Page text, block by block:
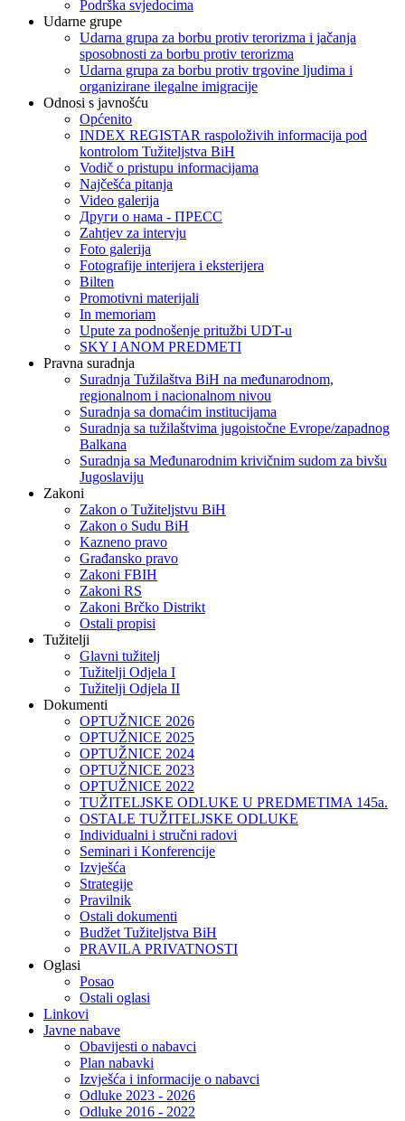
Podrška svjedocima
Udarne grupe
Udarna grupa za borbu protiv terorizma i jačanja
sposobnosti za borbu protiv terorizma
Udarna grupa za borbu protiv trgovine ljudima i
organizirane ilegalne imigracije
Odnosi s javnošću
Općenito
INDEX REGISTAR raspoloživih informacija pod
kontrolom Tužiteljstva BiH
Vodič o pristupu informacijama
Najčešća pitanja
Video galerija
Други о нама - ПРЕСC
Zahtjev za intervju
Foto galerija
Fotografije interijera i eksterijera
Bilten
Promotivni materijali
In memoriam
Upute za podnošenje pritužbi UDT-u
SKY I ANOM PREDMETI
Pravna suradnja
Suradnja Tužilaštva BiH na međunarodnom,
regionalnom i nacionalnom nivou
Suradnja sa domaćim institucijama
Suradnja sa tužilaštvima jugoistočne Evrope/zapadnog
Balkana
Suradnja sa Međunarodnim krivičnim sudom za bivšu
Jugoslaviju
Zakoni
Zakon o Тužiteljstvu BiH
Zakon o Sudu BiH
Kazneno pravo
Građansko pravo
Zakoni FBIH
Zakoni RS
Zakoni Brčko Distrikt
Ostali propisi
Tužitelji
Glavni tužitelj
Tužitelji Odjela I
Tužitelji Odjela II
Dokumenti
OPTUŽNICE 2026
OPTUŽNICE 2025
OPTUŽNICE 2024
OPTUŽNICE 2023
OPTUŽNICE 2022
TUŽITELJSKE ODLUKE U PREDMETIMA 145a.
OSTALE TUŽITELJSKE ODLUKE
Individualni i stručni radovi
Seminari i Konferencije
Izvješća
Strategije
Pravilnik
Ostali dokumenti
Budžet Tužiteljstva BiH
PRAVILA PRIVATNOSTI
Oglasi
Posao
Ostali oglasi
Linkovi
Javne nabave
Obavijesti o nabavci
Plan nabavki
Izvješća i informacije o nabavci
Odluke 2023 - 2026
Odluke 2016 - 2022